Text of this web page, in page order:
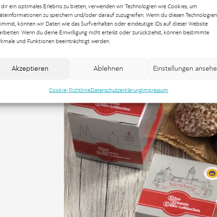
dir ein optimales Erlebnis zu bieten, verwenden wir Technologien wie Cookies, um
zu speichern und/oder darauf zuzugreifen. Wenn du diesen Technologien
können wir Daten wie das Surfverhalten oder eindeutige IDs auf dieser Website
Wenn du deine Einwilligung nicht erteilst oder zurückziehst, können bestimmte
und Funktionen beeinträchtigt werden.
Akzeptieren Ablehnen Einstellungen
Cookie-RichtlinieDatenschutzerklärungImpressum